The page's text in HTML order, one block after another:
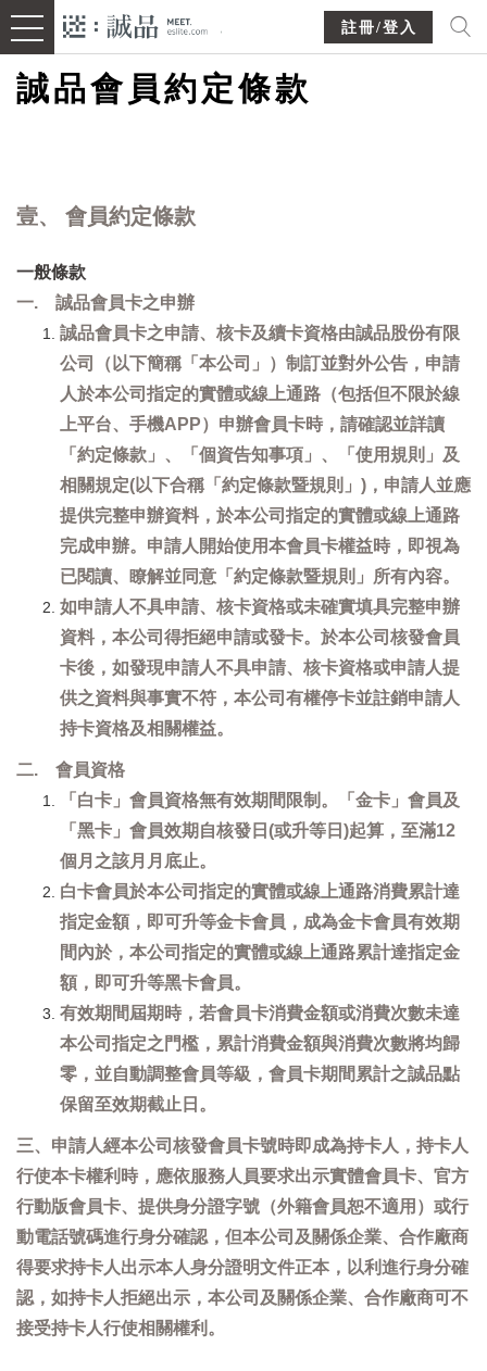
註冊/登入
誠品會員約定條款
壹、 會員約定條款
一般條款
一. 誠品會員卡之申辦
誠品會員卡之申請、核卡及續卡資格由誠品股份有限
公司（以下簡稱「本公司」）制訂並對外公告，申請
人於本公司指定的實體或線上通路（包括但不限於線
上平台、手機APP）申辦會員卡時，請確認並詳讀
「約定條款」、「個資告知事項」、「使用規則」及
相關規定(以下合稱「約定條款暨規則」)，申請人並應
提供完整申辦資料，於本公司指定的實體或線上通路
完成申辦。申請人開始使用本會員卡權益時，即視為
已閱讀、瞭解並同意「約定條款暨規則」所有內容。
如申請人不具申請、核卡資格或未確實填具完整申辦
資料，本公司得拒絕申請或發卡。於本公司核發會員
卡後，如發現申請人不具申請、核卡資格或申請人提
供之資料與事實不符，本公司有權停卡並註銷申請人
持卡資格及相關權益。
二. 會員資格
「白卡」會員資格無有效期間限制。「金卡」會員及
「黑卡」會員效期自核發日(或升等日)起算，至滿12
個月之該月月底止。
白卡會員於本公司指定的實體或線上通路消費累計達
指定金額，即可升等金卡會員，成為金卡會員有效期
間內於，本公司指定的實體或線上通路累計達指定金
額，即可升等黑卡會員。
有效期間屆期時，若會員卡消費金額或消費次數未達
本公司指定之門檻，累計消費金額與消費次數將均歸
零，並自動調整會員等級，會員卡期間累計之誠品點
保留至效期截止日。
三、申請人經本公司核發會員卡號時即成為持卡人，持卡人
行使本卡權利時，應依服務人員要求出示實體會員卡、官方
行動版會員卡、提供身分證字號（外籍會員恕不適用）或行
動電話號碼進行身分確認，但本公司及關係企業、合作廠商
得要求持卡人出示本人身分證明文件正本，以利進行身分確
認，如持卡人拒絕出示，本公司及關係企業、合作廠商可不
接受持卡人行使相關權利。